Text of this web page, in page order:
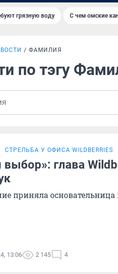
грязную воду С чем омские
ФАМИЛИЯ
по тэгу
СТРЕЛЬБА У ОФИСА WILDBERRIES
глава
приняла
13:06 2 145 4